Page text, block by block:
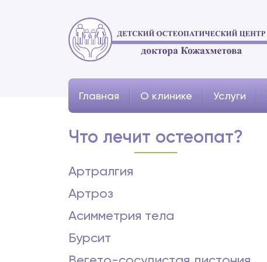
Главная О клинике Услуги
Что лечит остеопат?
Артралгия
Артроз
Асимметрия тела
Бурсит